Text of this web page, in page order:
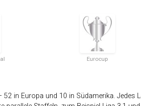
Eurocup
in Europa und 10 in Südamerika. Jedes